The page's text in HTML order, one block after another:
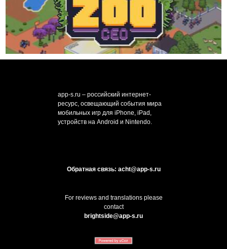
app-s.ru – российский интернет-
ресурс, освещающий события мира
мобильных игр для iPhone, iPad,
устройств на Android и Nintendo.
Обратная связь: acht@app-s.ru
For reviews and translations please
contact
brightside@app-s.ru